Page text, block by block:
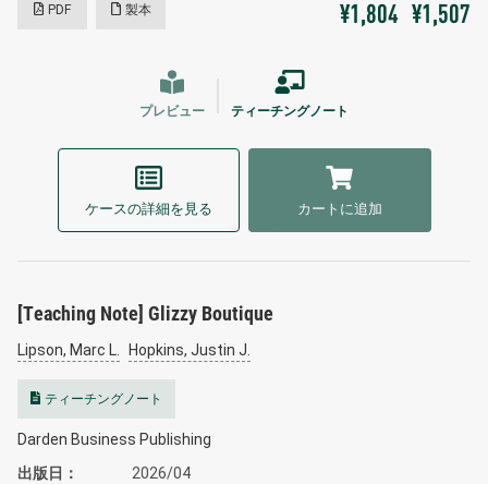
PDF 製本 ¥1,804 ¥1,507
プレビュー ティーチングノート
ケースの詳細を見る カートに追加
[Teaching Note] Glizzy Boutique
Lipson, Marc L. Hopkins, Justin J.
ティーチングノート
Darden Business Publishing
出版日
2026/04